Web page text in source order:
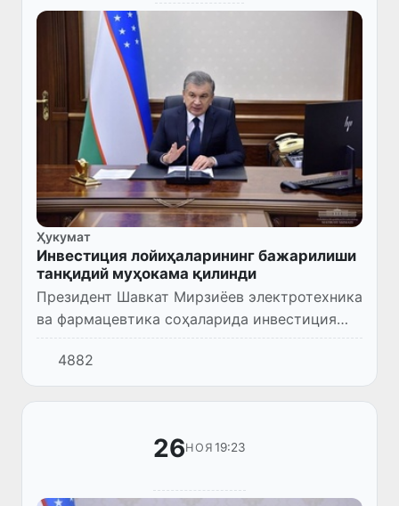
Ҳукумат
Инвестиция лойиҳаларининг бажарилиши
танқидий муҳокама қилинди
Президент Шавкат Мирзиёев электротехника
ва фармацевтика соҳаларида инвестиция
лойиҳаларини жадаллаштириш,
рақобатбардош маҳсулотлар ишлаб чиқариш
масалалари юзасидан йиғилиш ўтказ...
4882
26НОЯ 19:23